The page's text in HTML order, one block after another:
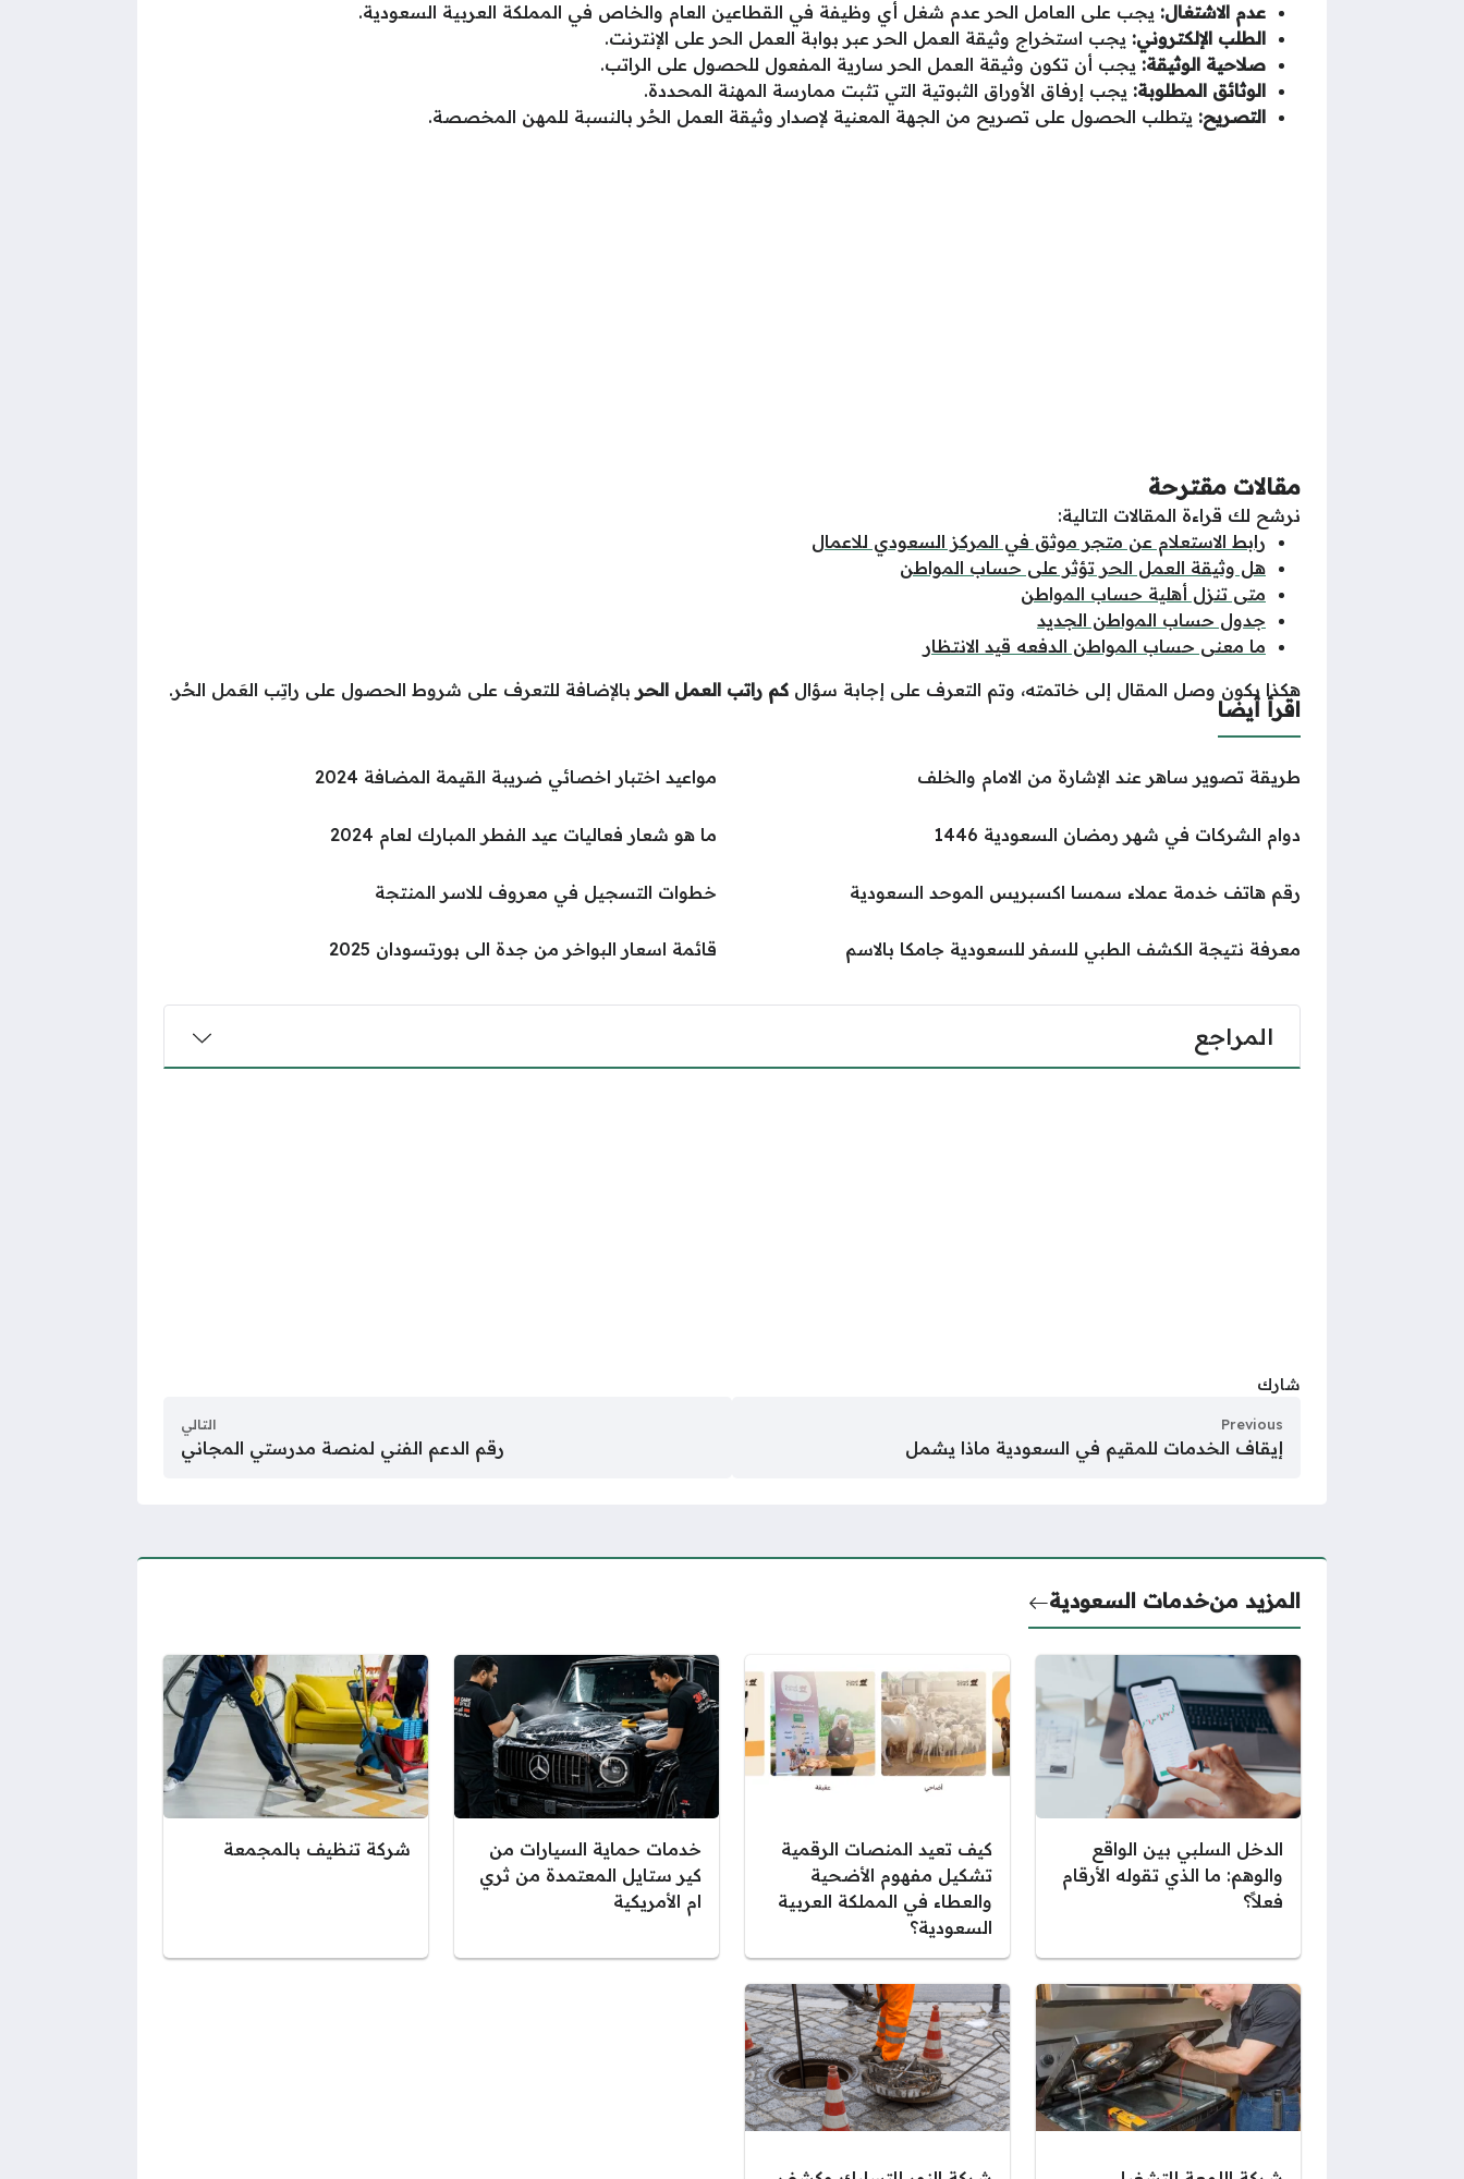
عدم الاشتغال: يجب على العامل الحر عدم شغل أي وظيفة في القطاعين العام والخاص في المملكة العربية السعودية.
الطلب الإلكتروني: يجب استخراج وثيقة العمل الحر عبر بوابة العمل الحر على الإنترنت.
صلاحية الوثيقة: يجب أن تكون وثيقة العمل الحر سارية المفعول للحصول على الراتب.
الوثائق المطلوبة: يجب إرفاق الأوراق الثبوتية التي تثبت ممارسة المهنة المحددة.
التصريح: يتطلب الحصول على تصريح من الجهة المعنية لإصدار وثيقة العمل الحُر بالنسبة للمهن المخصصة.
مقالات مقترحة
نرشح لك قراءة المقالات التالية:
رابط الاستعلام عن متجر موثق في المركز السعودي للاعمال
هل وثيقة العمل الحر تؤثر على حساب المواطن
متى تنزل أهلية حساب المواطن
جدول حساب المواطن الجديد
ما معنى حساب المواطن الدفعه قيد الانتظار
هكذا يكون وصل المقال إلى خاتمته، وتم التعرف على إجابة سؤال كم راتب العمل الحر بالإضافة للتعرف على شروط الحصول على راتِب العَمل الحُر.
اقرأ أيضا
طريقة تصوير ساهر عند الإشارة من الامام والخلف مواعيد اختبار اخصائي ضريبة القيمة المضافة 2024
دوام الشركات في شهر رمضان السعودية 1446 ما هو شعار فعاليات عيد الفطر المبارك لعام 2024
رقم هاتف خدمة عملاء سمسا اكسبريس الموحد السعودية خطوات التسجيل في معروف للاسر المنتجة
معرفة نتيجة الكشف الطبي للسفر للسعودية جامكا بالاسم قائمة اسعار البواخر من جدة الى بورتسودان 2025
المراجع
شارك
Previous
إيقاف الخدمات للمقيم في السعودية ماذا يشمل
التالي
رقم الدعم الفني لمنصة مدرستي المجاني
المزيد منخدمات السعودية
الدخل السلبي بين الواقع
والوهم: ما الذي تقوله الأرقام
فعلاً؟
كيف تعيد المنصات الرقمية
تشكيل مفهوم الأضحية
والعطاء في المملكة العربية
السعودية؟
خدمات حماية السيارات من
كير ستايل المعتمدة من ثري
ام الأمريكية
شركة تنظيف بالمجمعة